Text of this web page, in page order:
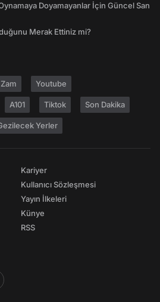
Doyamayanlar İçin Güncel San
Merak Ettiniz mi?
Zam Youtube
A101 Tiktok Son Dakika
Yerler
Kariyer
Kullanıcı Sözleşmesi
Yayın İlkeleri
Künye
RSS